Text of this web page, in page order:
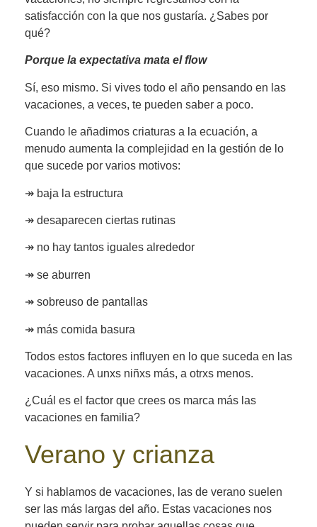
satisfacción con la que nos gustaría. ¿Sabes por
qué?
Porque la expectativa mata el flow
Sí, eso mismo. Si vives todo el año pensando en las
vacaciones, a veces, te pueden saber a poco.
Cuando le añadimos criaturas a la ecuación, a
menudo aumenta la complejidad en la gestión de lo
que sucede por varios motivos:
↠ baja la estructura
↠ desaparecen ciertas rutinas
↠ no hay tantos iguales alrededor
↠ se aburren
↠ sobreuso de pantallas
↠ más comida basura
Todos estos factores influyen en lo que suceda en las
vacaciones. A unxs niñxs más, a otrxs menos.
¿Cuál es el factor que crees os marca más las
vacaciones en familia?
Verano y crianza
Y si hablamos de vacaciones, las de verano suelen
ser las más largas del año. Estas vacaciones nos